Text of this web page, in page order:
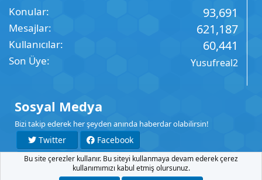
Konular 93,691
Mesajlar 621,187
Kullanıcılar 60,441
Son Üye Yusufreal2
Sosyal Medya
Bizi takip ederek her şeyden anında haberdar olabilirsin!
Twitter
Facebook
YouTube
Instagram
Bu site çerezler kullanır. Bu siteyi kullanmaya devam ederek çerez
kullanımımızı kabul etmiş olursunuz.